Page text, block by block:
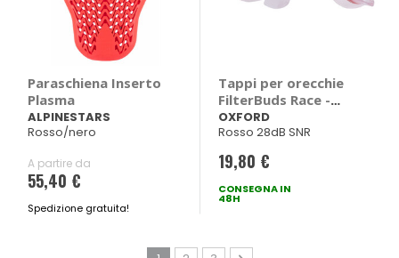
Paraschiena Inserto
Plasma
ALPINESTARS
Rosso/nero
A partire da
55,40 €
Spedizione gratuita!
Tappi per orecchie
FilterBuds Race -
OXFORD
OXFORD
Rosso 28dB SNR
19,80 €
CONSEGNA IN
48H
Pagina